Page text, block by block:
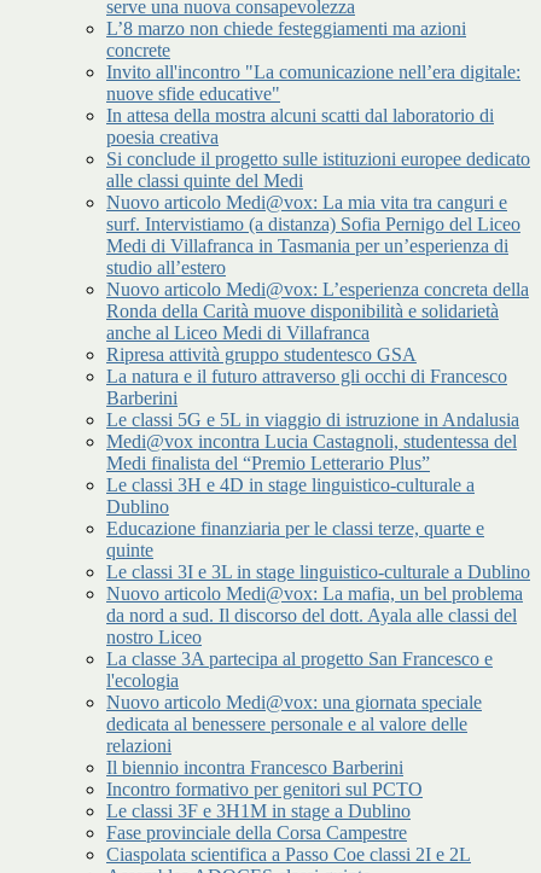
serve una nuova consapevolezza
L’8 marzo non chiede festeggiamenti ma azioni
concrete
Invito all'incontro "La comunicazione nell’era digitale:
nuove sfide educative"
In attesa della mostra alcuni scatti dal laboratorio di
poesia creativa
Si conclude il progetto sulle istituzioni europee dedicato
alle classi quinte del Medi
Nuovo articolo Medi@vox: La mia vita tra canguri e
surf. Intervistiamo (a distanza) Sofia Pernigo del Liceo
Medi di Villafranca in Tasmania per un’esperienza di
studio all’estero
Nuovo articolo Medi@vox: L’esperienza concreta della
Ronda della Carità muove disponibilità e solidarietà
anche al Liceo Medi di Villafranca
Ripresa attività gruppo studentesco GSA
La natura e il futuro attraverso gli occhi di Francesco
Barberini
Le classi 5G e 5L in viaggio di istruzione in Andalusia
Medi@vox incontra Lucia Castagnoli, studentessa del
Medi finalista del “Premio Letterario Plus”
Le classi 3H e 4D in stage linguistico-culturale a
Dublino
Educazione finanziaria per le classi terze, quarte e
quinte
Le classi 3I e 3L in stage linguistico-culturale a Dublino
Nuovo articolo Medi@vox: La mafia, un bel problema
da nord a sud. Il discorso del dott. Ayala alle classi del
nostro Liceo
La classe 3A partecipa al progetto San Francesco e
l'ecologia
Nuovo articolo Medi@vox: una giornata speciale
dedicata al benessere personale e al valore delle
relazioni
Il biennio incontra Francesco Barberini
Incontro formativo per genitori sul PCTO
Le classi 3F e 3H1M in stage a Dublino
Fase provinciale della Corsa Campestre
Ciaspolata scientifica a Passo Coe classi 2I e 2L